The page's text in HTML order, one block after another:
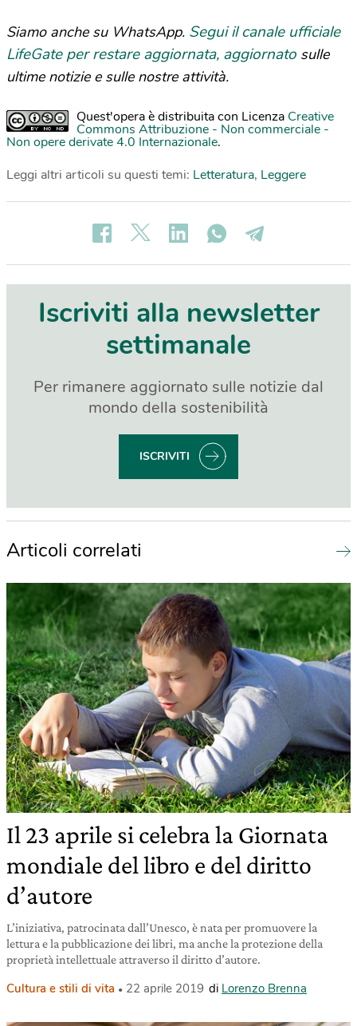
Siamo anche su WhatsApp. Segui il canale ufficiale
LifeGate per restare aggiornata, aggiornato sulle
ultime notizie e sulle nostre attività.
Quest'opera è distribuita con Licenza Creative
Commons Attribuzione - Non commerciale -
Non opere derivate 4.0 Internazionale.
Leggi altri articoli su questi temi: Letteratura, Leggere
Iscriviti alla newsletter
settimanale
Per rimanere aggiornato sulle notizie dal
mondo della sostenibilità
ISCRIVITI
Articoli correlati
Il 23 aprile si celebra la Giornata
mondiale del libro e del diritto
d’autore
L’iniziativa, patrocinata dall’Unesco, è nata per promuovere la
lettura e la pubblicazione dei libri, ma anche la protezione della
proprietà intellettuale attraverso il diritto d’autore.
Cultura e stili di vita 22 aprile 2019 di Lorenzo Brenna